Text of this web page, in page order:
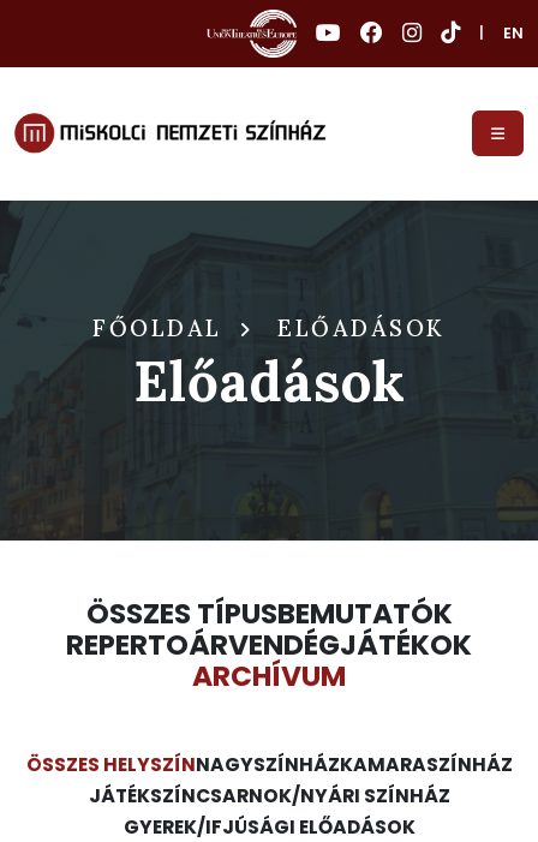
EN
FŐOLDAL ELŐADÁSOK
Előadások
ÖSSZES TÍPUSBEMUTATÓK
REPERTOÁRVENDÉGJÁTÉKOK
ARCHÍVUM
ÖSSZES HELYSZÍNNAGYSZÍNHÁZKAMARASZÍNHÁZ
JÁTÉKSZÍNCSARNOK/NYÁRI SZÍNHÁZ
GYEREK/IFJÚSÁGI ELŐADÁSOK